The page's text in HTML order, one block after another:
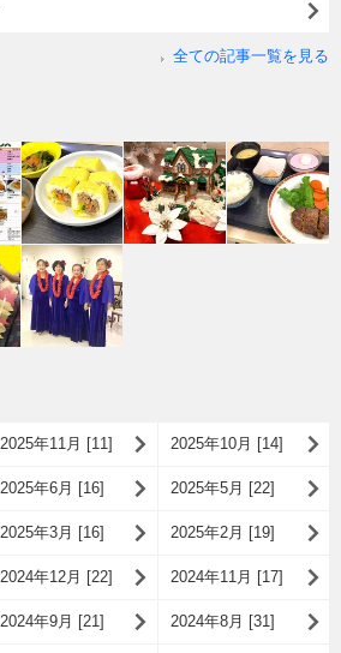
全ての記事一覧を見る
2025年11月 [11] 2025年10月 [14]
2025年6月 [16] 2025年5月 [22]
2025年3月 [16] 2025年2月 [19]
2024年12月 [22] 2024年11月 [17]
2024年9月 [21] 2024年8月 [31]